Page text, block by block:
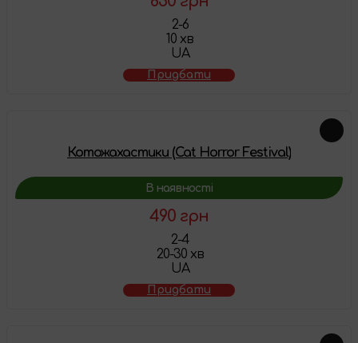
2-6
10 хв
UA
Придбати
Котожахастики (Cat Horror Festival)
В наявності
490 грн
2-4
20-30 хв
UA
Придбати